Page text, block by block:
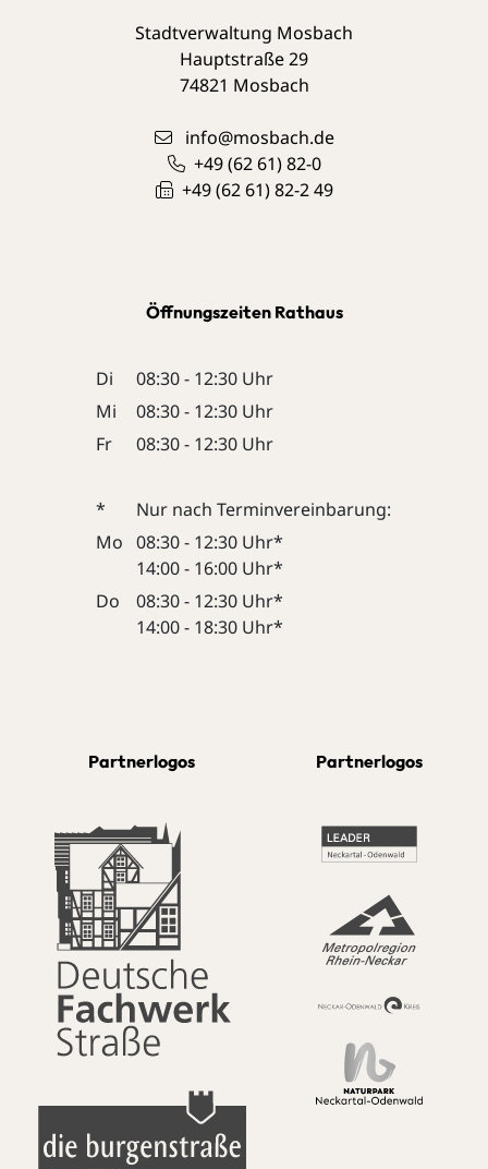
Stadtverwaltung Mosbach
Hauptstraße 29
74821 Mosbach
info@mosbach.de
+49 (62 61) 82-0
+49 (62 61) 82-2 49
Öffnungszeiten Rathaus
Di
08:30 - 12:30 Uhr
Mi
08:30 - 12:30 Uhr
Fr
08:30 - 12:30 Uhr
*
Nur nach Terminvereinbarung:
Mo 08:30 - 12:30 Uhr*
14:00 - 16:00 Uhr*
Do
08:30 - 12:30 Uhr*
14:00 - 18:30 Uhr*
Partnerlogos Partnerlogos